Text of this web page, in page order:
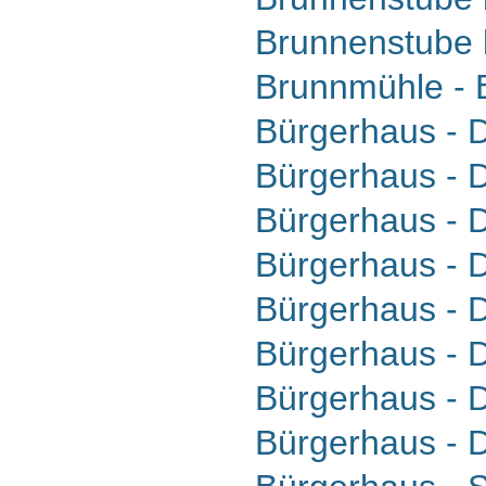
Brunnenstube
Brunnmühle -
Bürgerhaus -
Bürgerhaus -
Bürgerhaus -
Bürgerhaus -
Bürgerhaus -
Bürgerhaus -
Bürgerhaus -
Bürgerhaus -